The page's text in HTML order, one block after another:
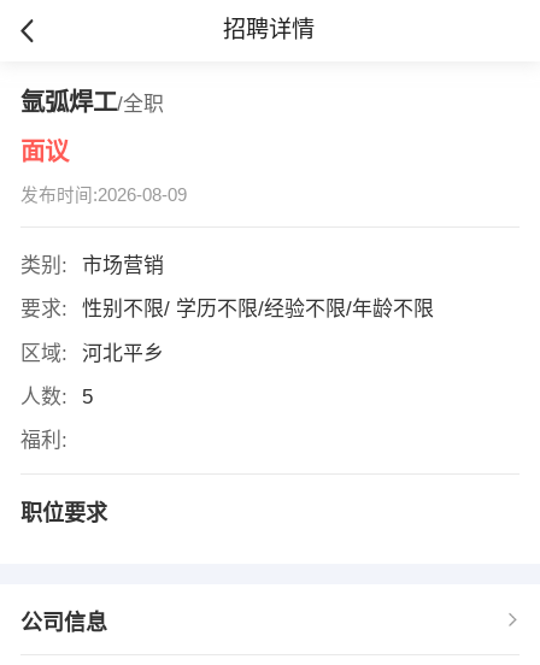
招聘详情
氩弧焊工/全职
面议
发布时间:2026-08-09
类别:
市场营销
要求:
性别不限/ 学历不限/经验不限/年龄不限
区域:
河北平乡
人数:
5
福利:
职位要求
公司信息